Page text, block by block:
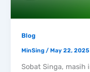
Blog
MinSing/May 22, 2025
Sobat Singa, masih